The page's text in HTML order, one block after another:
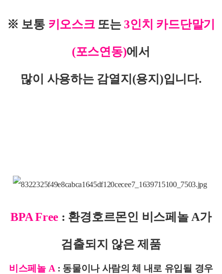
※ 보통 키오스크또는 3인치 카드단말기
(포스연동)에서
많이 사용하는 감열지(용지)입니다.
BPA Free : 환경호르몬인 비스페놀 A가
검출되지 않은 제품
비스페놀 A : 동물이나 사람의 체 내로 유입될 경우